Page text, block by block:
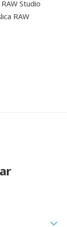
Studio
RAW